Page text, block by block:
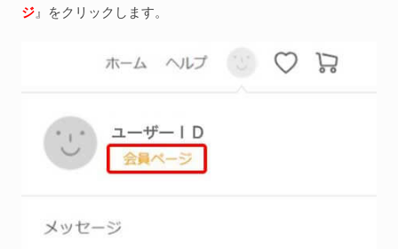
ジ 』をクリックします。